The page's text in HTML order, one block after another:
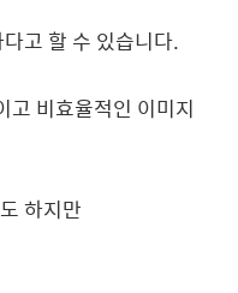
고 할 수 있습니다.
고 비효율적인 이미지
하지만